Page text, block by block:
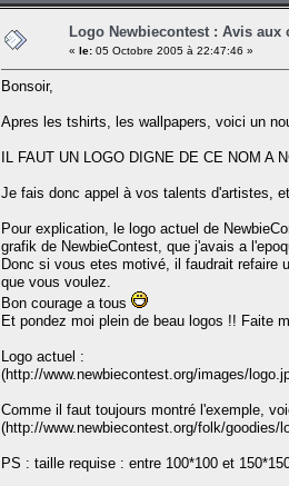
Logo Newbiecontest : Avis aux
« le: 05 Octobre 2005 à 22:47:46 »
Bonsoir,
Apres les tshirts, les wallpapers, voici un
IL FAUT UN LOGO DIGNE DE CE NOM A
Je fais donc appel à vos talents d'artistes,
Pour explication, le logo actuel de
grafik de NewbieContest, que j'avais a
Donc si vous etes motivé, il faudrait refaire
que vous voulez.
Bon courage a tous
Et pondez moi plein de beau logos !! Faite
Logo actuel :
(http://www.newbiecontest.org/images/
Comme il faut toujours montré l'exemple,
(http://www.newbiecontest.org/folk/goodies/
PS : taille requise : entre 100*100 et